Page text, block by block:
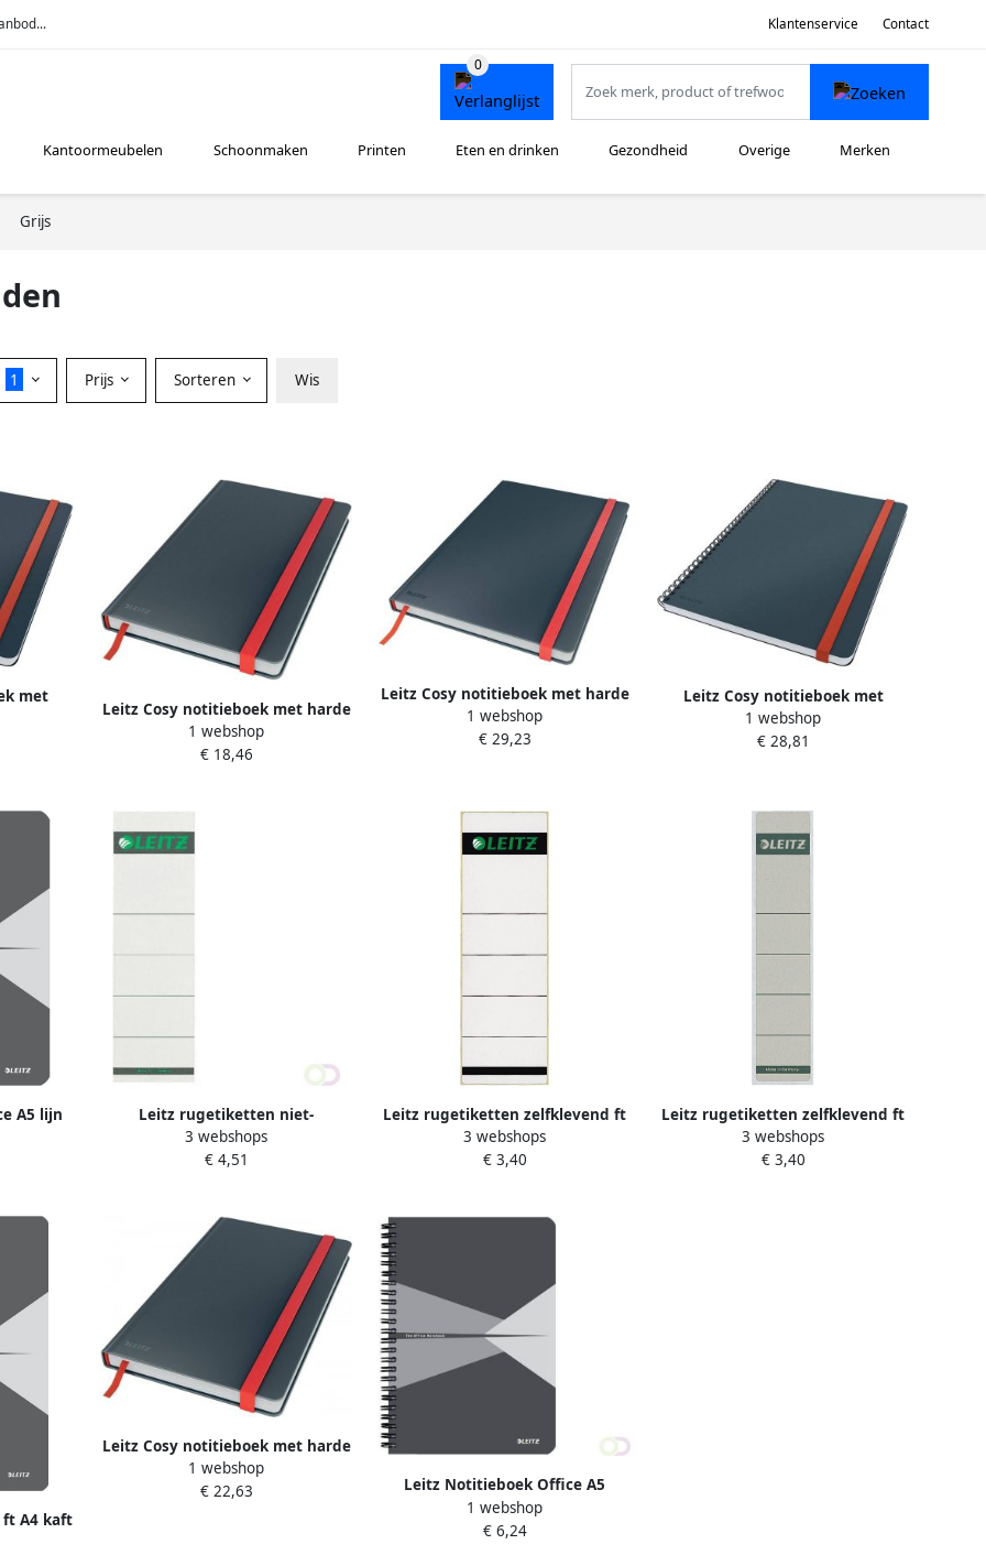
Klantenservice Contact
Kantoormeubelen Schoonmaken Printen Eten en drinken Gezondheid Overige Merken
Grijs
1 Prijs Sorteren Wis
met
gelijnd
Leitz Cosy notitieboek met harde
kaft voor ft A5 gelijnd grijs 5
stuks
1 webshop
€ 18,46
Leitz Cosy notitieboek met harde
kaft voor ft B5 geruit grijs
1 webshop
€ 29,23
Leitz Cosy notitieboek met
spiraalbinding voor ft B5 geruit
grijs
1 webshop
€ 28,81
A5 lijn
Leitz rugetiketten niet-
zelfklevend ft 5 7 x 19 1 cm pak
van 10 stuks wit
3 webshops
€ 4,51
Leitz rugetiketten zelfklevend ft
6 1 x 19 1 cm pak van 10 stuks
grijs
3 webshops
€ 3,40
Leitz rugetiketten zelfklevend ft
3 9 x 19 1 cm pak van 10 stuks
grijs
3 webshops
€ 3,40
A4 kaft
Leitz Cosy notitieboek met harde
kaft voor ft A5 geruit grijs
1 webshop
€ 22,63
Leitz Notitieboek Office A5
180blz 90gr lijn grijs
1 webshop
€ 6,24